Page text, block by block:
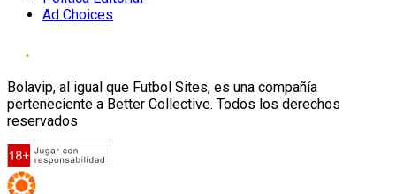
Ad Choices
Bolavip, al igual que Futbol Sites, es una compañía
perteneciente a Better Collective. Todos los derechos
reservados